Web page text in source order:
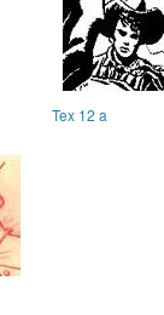
Tex 12 a